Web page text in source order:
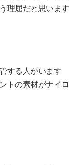
理屈だと思います
する人がいます
トの素材がナイロ